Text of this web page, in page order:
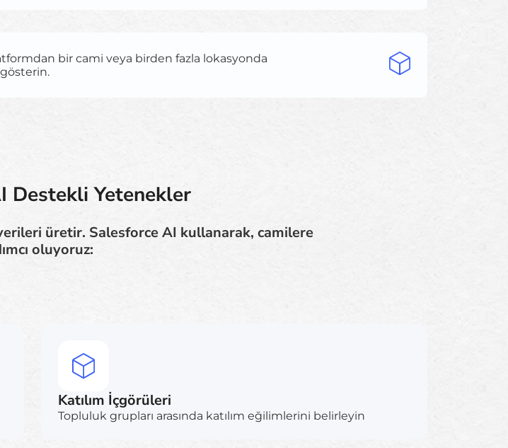
bir cami veya birden fazla lokasyonda
Destekli Yetenekler
üretir. Salesforce AI kullanarak, camilere
oluyoruz:
Katılım İçgörüleri
Topluluk grupları arasında katılım eğilimlerini belirleyin